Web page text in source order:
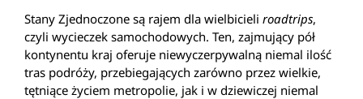
Stany Zjednoczone są rajem dla wielbicieli roadtrips,
czyli wycieczek samochodowych. Ten, zajmujący pół
kontynentu kraj oferuje niewyczerpywalną niemal ilość
tras podróży, przebiegających zarówno przez wielkie,
tętniące życiem metropolie, jak i w dziewiczej niemal